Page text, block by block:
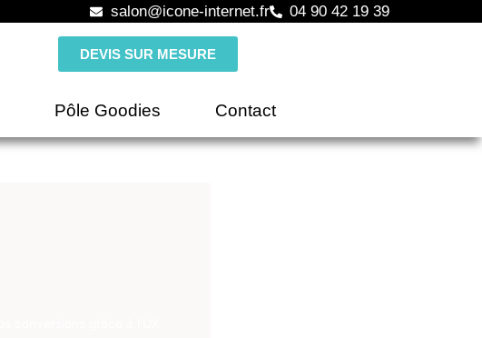
salon@icone-internet.fr 04 90 42 19 39
DEVIS SUR MESURE
Pôle Goodies Contact